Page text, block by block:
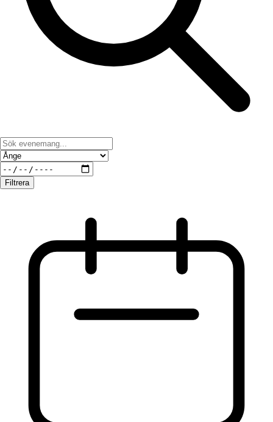
Filtrera